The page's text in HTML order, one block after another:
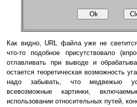
Как видно, URL файла уже не
что-то подобное присутствовало
отлавливать при выводе и
остается теоретическая возможность
надо забывать, что медвежью
всевозможные картинки,
использовании относительных путей,